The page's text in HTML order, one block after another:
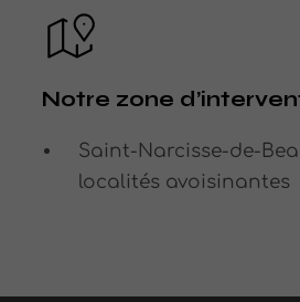
Notre zone
Saint-Narcisse-de-
localités avoisinantes